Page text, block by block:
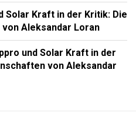
Solar Kraft in der Kritik: Die
Aleksandar Loran
und Solar Kraft in der
von Aleksandar